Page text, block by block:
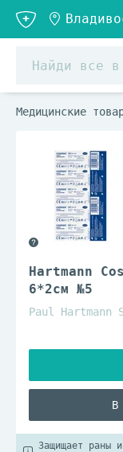
Медицинские
Hartmann
6*2см №5
Paul Hartmann
В
Защищает раны